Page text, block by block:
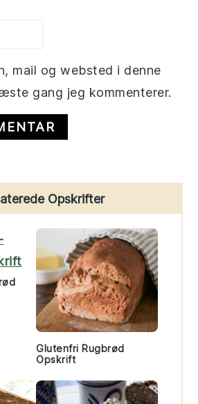
mail og websted i denne
gang jeg kommenterer.
Opskrifter
Glutenfri Rugbrød
Opskrift